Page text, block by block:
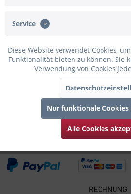
Infos zum Hersteller
Zubehör 1
Kunden kauften auch
Kunden haben sich ebenfalls
Service
Diese Website verwendet Cookies,
Funktionalität bieten zu können. Sie
Verwendung von Cookies
Nur funktionale Cookies
Alle Cookies